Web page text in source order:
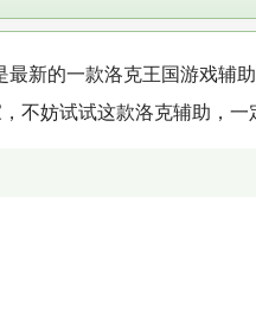
最新的一款洛克王国游戏辅
不妨试试这款洛克辅助，